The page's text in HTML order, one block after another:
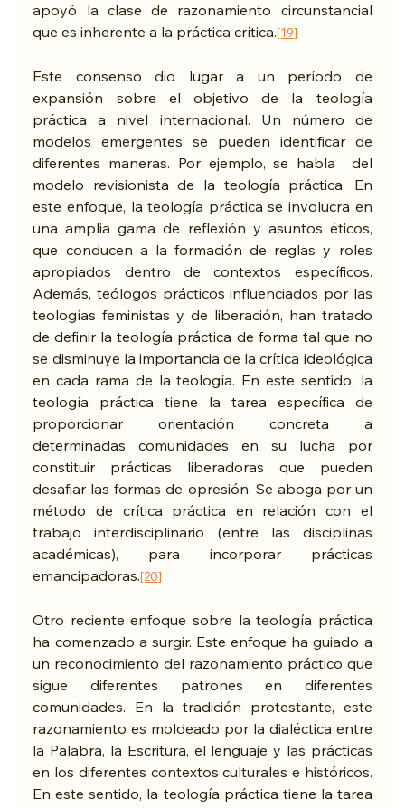
apoyó la clase de razonamiento circunstancial
que es inherente a la práctica crítica.[19]
Este consenso dio lugar a un período de
expansión sobre el objetivo de la teología
práctica a nivel internacional. Un número de
modelos emergentes se pueden identificar de
diferentes maneras. Por ejemplo, se habla  del
modelo revisionista de la teología práctica. En
este enfoque, la teología práctica se involucra en
una amplia gama de reflexión y asuntos éticos,
que conducen a la formación de reglas y roles
apropiados dentro de contextos específicos.
Además, teólogos prácticos influenciados por las
teologías feministas y de liberación, han tratado
de definir la teología práctica de forma tal que no
se disminuye la importancia de la crítica ideológica
en cada rama de la teología. En este sentido, la
teología práctica tiene la tarea específica de
proporcionar orientación concreta a
determinadas comunidades en su lucha por
constituir prácticas liberadoras que pueden
desafiar las formas de opresión. Se aboga por un
método de crítica práctica en relación con el
trabajo interdisciplinario (entre las disciplinas
académicas), para incorporar prácticas
emancipadoras.[20]
Otro reciente enfoque sobre la teología práctica
ha comenzado a surgir. Este enfoque ha guiado a
un reconocimiento del razonamiento práctico que
sigue diferentes patrones en diferentes
comunidades. En la tradición protestante, este
razonamiento es moldeado por la dialéctica entre
la Palabra, la Escritura, el lenguaje y las prácticas
en los diferentes contextos culturales e históricos.
En este sentido, la teología práctica tiene la tarea